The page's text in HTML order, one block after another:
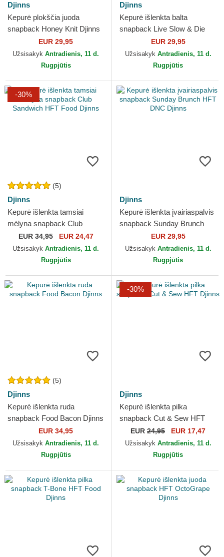
Djinns
Kepurė plokščia juoda
snapback Honey Knit Djinns
EUR 29,95
Užsisakyk Antradienis, 11 d.
Rugpjūtis
Djinns
Kepurė išlenkta balta
snapback Live Slow & Die
Old HFT LSDO Djinns
EUR 29,95
Užsisakyk Antradienis, 11 d.
Rugpjūtis
-30%
(5)
Djinns
Kepurė išlenkta tamsiai
mėlyna snapback Club
Sandwich HFT Food Djinns
EUR34,95 EUR 24,47
Užsisakyk Antradienis, 11 d.
Rugpjūtis
Djinns
Kepurė išlenkta įvairiaspalvis
snapback Sunday Brunch
HFT DNC Djinns
EUR 29,95
Užsisakyk Antradienis, 11 d.
Rugpjūtis
(5)
Djinns
Kepurė išlenkta ruda
snapback Food Bacon Djinns
EUR 34,95
Užsisakyk Antradienis, 11 d.
Rugpjūtis
-30%
Djinns
Kepurė išlenkta pilka
snapback Cut & Sew HFT
Djinns
EUR 24,95 EUR 17,47
Užsisakyk Antradienis, 11 d.
Rugpjūtis